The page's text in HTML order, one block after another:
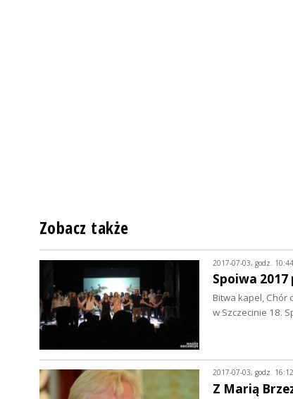
Zobacz także
2017-07-03, godz. 10:44
Spoiwa 2017
Bitwa kapel, Chór
w Szczecinie 18.
2017-07-03, godz. 16:12
Z Marią